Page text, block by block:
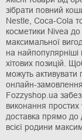
зібрати повний
Nestle, Coca-Cola
косметики Nivea
максимальної
на найпопулярніші
хітових позицій.
можуть
онлайн-
Fozzyshop.ua
виконання
доставка прямо
всієї родини